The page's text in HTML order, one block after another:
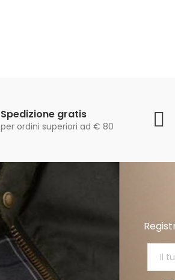
Spedizione gratis
per ordini superiori ad € 80